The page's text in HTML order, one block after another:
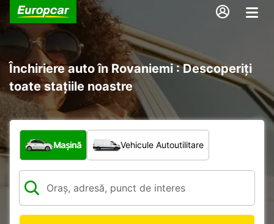
Închiriere auto în Rovaniemi : Descoperiți
toate stațiile noastre
Ce tip de vehicul?
Mașină Vehicule Autoutilitare